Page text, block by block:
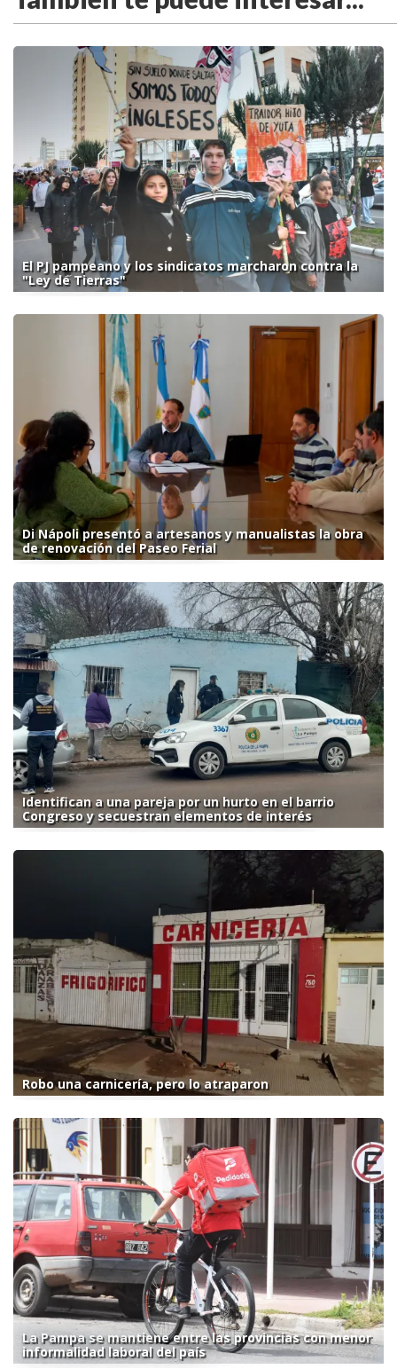
El PJ pampeano y los sindicatos marcharon contra la
"Ley de Tierras"
Di Nápoli presentó a artesanos y manualistas la obra
de renovación del Paseo Ferial
Identifican a una pareja por un hurto en el barrio
Congreso y secuestran elementos de interés
Robo una carnicería, pero lo atraparon
La Pampa se mantiene entre las provincias con menor
informalidad laboral del país